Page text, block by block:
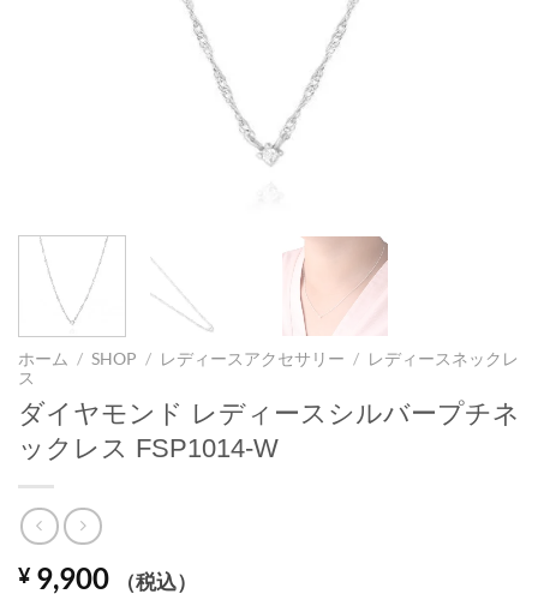
ホーム / SHOP / レディースアクセサリー / レディースネックレ
ス
ダイヤモンド レディースシルバープチネ
ックレス FSP1014-W
¥ 9,900 （税込）